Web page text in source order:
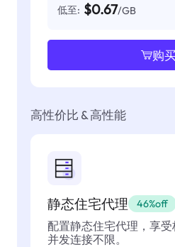
低至: $0.67/GB
购
高性价比 & 高性能
静态住宅代理 46%off
配置静态住宅代理，享
并发连接不限。